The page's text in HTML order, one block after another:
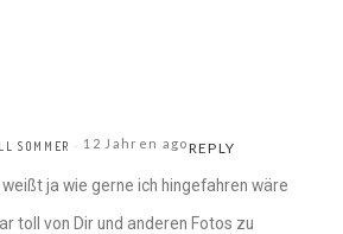
SOMMER 12 Jahren agoREPLY
weißt ja wie gerne ich hingefahren wäre
toll von Dir und anderen Fotos zu